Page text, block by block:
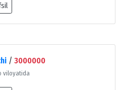
/ 3000000
viloyatida